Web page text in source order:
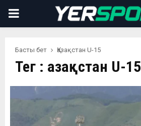
PRIMARY
Басты бет Қазақстан U-15
Тег : Қазақстан U-15